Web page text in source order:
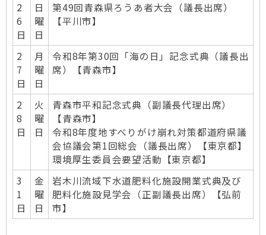
2
6
日
日
曜
日
第49回青森県ろうあ者大会（議長出席）
【平川市】
2
7
日
月
曜
日
令和8年第30回「海の日」記念式典（議長出
席）【青森市】
2
8
日
火
曜
日
青森市平和記念式典（副議長代理出席）
【青森市】
令和8年度地すべりがけ崩れ対策都道府県議
会協議会第1回総会（議長出席）【東京都】
環境厚生委員会要望活動【東京都】
3
1
日
金
曜
日
岩木川流域下水道肥料化施設開業式典及び
肥料化施設見学会（正副議長出席）【弘前
市】